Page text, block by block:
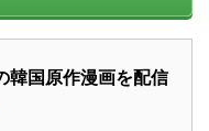
韓国原作漫画を配信